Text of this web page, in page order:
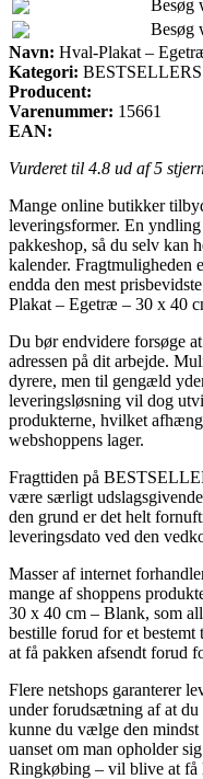
Besøg
Besøg
Navn: Hval-Plakat –
Kategori:
Producent:
Varenummer: 15661
EAN:
Vurderet til 4.8 ud af 5
Mange online butikker
leveringsformer. En
pakkeshop, så du selv kan
kalender. Fragtmuligheden
endda den mest
Plakat – Egetræ – 30 x 40
Du bør endvidere forsøge
adressen på dit arbejde.
dyrere, men til gengæld
leveringsløsning vil dog
produkterne, hvilket
webshoppens lager.
Fragttiden på
være særligt
den grund er det helt
leveringsdato ved den
Masser af internet
mange af shoppens
30 x 40 cm – Blank, som
bestille forud for et bestemt
at få pakken afsendt forud
Flere netshops garanterer
under forudsætning af at
kunne du vælge den
uanset om man opholder
Ringkøbing – vil blive at få